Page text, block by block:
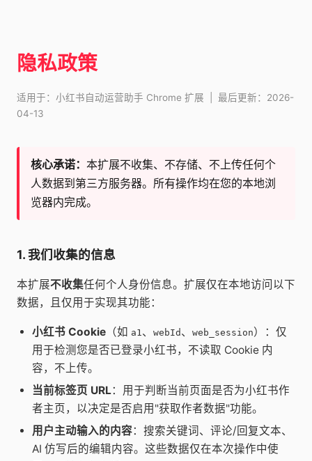
隐私政策
适用于：小红书自动运营助手 Chrome 扩展 | 最后更新：2026-
04-13
核心承诺： 本扩展不收集、不存储、不上传任何个
人数据到第三方服务器。所有操作均在您的本地浏
览器内完成。
1. 我们收集的信息
本扩展不收集任何个人身份信息。扩展仅在本地访问以下
数据，且仅用于实现其功能：
小红书 Cookie （如 a1 、webId 、web_session）：仅
用于检测您是否已登录小红书，不读取 Cookie 内
容，不上传。
当前标签页 URL：用于判断当前页面是否为小红书作
者主页，以决定是否启用"获取作者数据"功能。
用户主动输入的内容：搜索关键词、评论/回复文本、
AI 仿写后的编辑内容。这些数据仅在本次操作中使